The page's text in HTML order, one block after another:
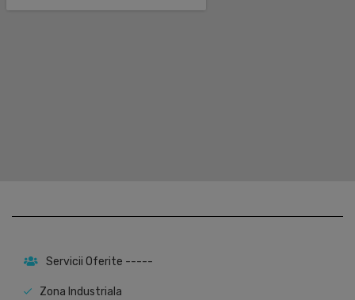
Servicii Oferite -----
Zona Industriala